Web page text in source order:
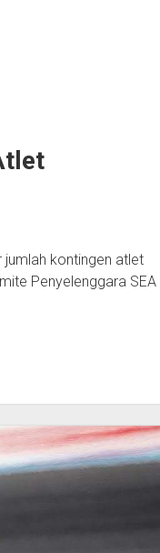
jumlah kontingen atlet
Penyelenggara SEA